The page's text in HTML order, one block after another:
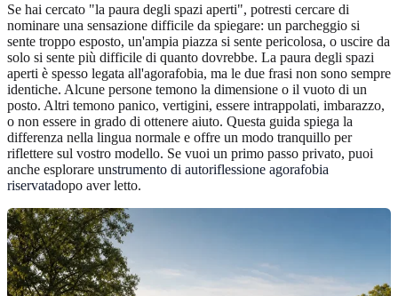
Se hai cercato "la paura degli spazi aperti", potresti cercare di
nominare una sensazione difficile da spiegare: un parcheggio si
sente troppo esposto, un'ampia piazza si sente pericolosa, o uscire da
solo si sente più difficile di quanto dovrebbe. La paura degli spazi
aperti è spesso legata all'agorafobia, ma le due frasi non sono sempre
identiche. Alcune persone temono la dimensione o il vuoto di un
posto. Altri temono panico, vertigini, essere intrappolati, imbarazzo,
o non essere in grado di ottenere aiuto. Questa guida spiega la
differenza nella lingua normale e offre un modo tranquillo per
riflettere sul vostro modello. Se vuoi un primo passo privato, puoi
anche esplorare unstrumento di autoriflessione agorafobia
riservatadopo aver letto.